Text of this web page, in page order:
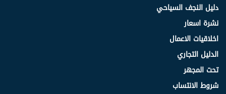
دليل النجف السياحي
نشرة اسعار
اخلاقيات الاعمال
الدليل التجاري
تحت المجهر
شروط الانتساب